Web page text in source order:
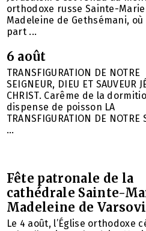
orthodoxe russe Sainte-
Madeleine de Gethsémani,
part ...
6 août
TRANSFIGURATION DE NOTRE
SEIGNEUR, DIEU ET SAUVEUR
CHRIST. Carême de la
dispense de poisson LA
TRANSFIGURATION DE NOTRE
...
Fête patronale de la
cathédrale Sainte-
Madeleine de
Le 4 août, l’Église orthodoxe